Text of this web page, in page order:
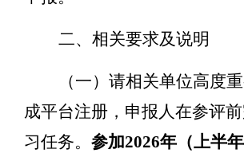
二、相关要求及说明
（一）请相关单位高度
成平台注册 ，申报人在参评
习任务。 参加2026年（上半